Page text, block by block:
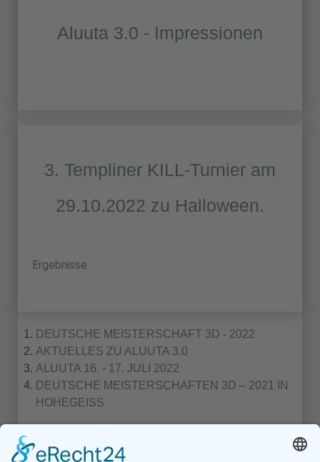
Aluuta 3.0 - Impressionen
3. Templiner KILL-Turnier am
29.10.2022 zu Halloween.
Ergebnisse
DEUTSCHE MEISTERSCHAFT 3D - 2022
AKTUELLES ZU ALUUTA 3.0
ALUUTA 16. - 17. JULI 2022
DEUTSCHE MEISTERSCHAFTEN 3D – 2021 IN
HOHEGEISS